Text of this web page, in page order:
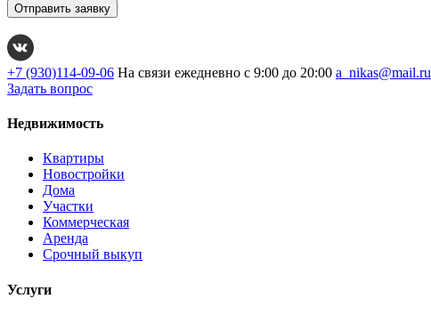
Отправить заявку
+7 (930)114-09-06 На связи ежедневно с 9:00 до 20:00 a_nikas@mail.ru
Задать вопрос
Недвижимость
Квартиры
Новостройки
Дома
Участки
Коммерческая
Аренда
Срочный выкуп
Услуги